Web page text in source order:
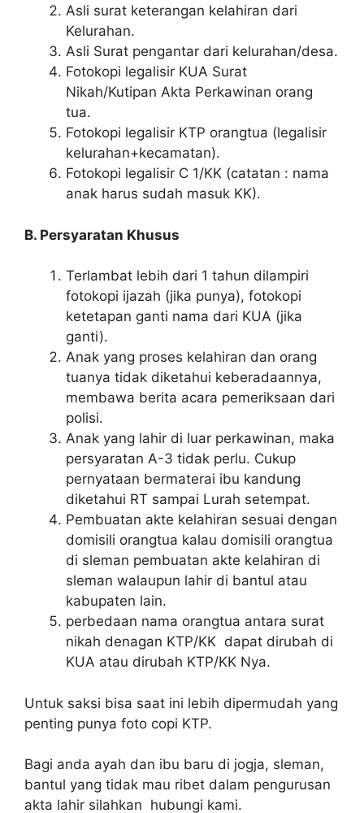
Asli surat keterangan kelahiran dari
Kelurahan.
Asli Surat pengantar dari kelurahan/desa.
Fotokopi legalisir KUA Surat
Nikah/Kutipan Akta Perkawinan orang
tua.
Fotokopi legalisir KTP orangtua (legalisir
kelurahan+kecamatan).
Fotokopi legalisir C 1/KK (catatan : nama
anak harus sudah masuk KK).
B. Persyaratan Khusus
Terlambat lebih dari 1 tahun dilampiri
fotokopi ijazah (jika punya), fotokopi
ketetapan ganti nama dari KUA (jika
ganti).
Anak yang proses kelahiran dan orang
tuanya tidak diketahui keberadaannya,
membawa berita acara pemeriksaan dari
polisi.
Anak yang lahir di luar perkawinan, maka
persyaratan A-3 tidak perlu. Cukup
pernyataan bermaterai ibu kandung
diketahui RT sampai Lurah setempat.
Pembuatan akte kelahiran sesuai dengan
domisili orangtua kalau domisili orangtua
di sleman pembuatan akte kelahiran di
sleman walaupun lahir di bantul atau
kabupaten lain.
perbedaan nama orangtua antara surat
nikah denagan KTP/KK dapat dirubah di
KUA atau dirubah KTP/KK Nya.
Untuk saksi bisa saat ini lebih dipermudah yang
penting punya foto copi KTP.
Bagi anda ayah dan ibu baru di jogja, sleman,
bantul yang tidak mau ribet dalam pengurusan
akta lahir silahkan hubungi kami.